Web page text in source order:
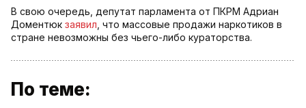
В свою очередь, депутат парламента от ПКРМ Адриан
Доментюк заявил , что массовые продажи наркотиков в
стране невозможны без чьего-либо кураторства.
По теме: